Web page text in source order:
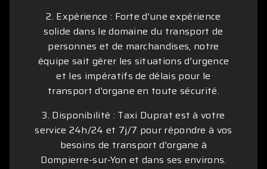
2. Expérience : Forte d'une expérience
solide dans le domaine du transport de
personnes et de marchandises, notre
équipe sait gérer les situations d'urgence
et les impératifs de délais pour le
transport d'organe en toute sécurité.
3. Disponibilité : Taxi Duprat est à votre
service 24h/24 et 7j/7 pour répondre à vos
besoins de transport d'organe à
Dompierre-sur-Yon et dans ses environs.